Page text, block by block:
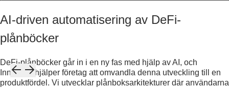
AI-driven automatisering av DeFi-
plånböcker
DeFi-plånböcker går in i en ny fas med hjälp av AI, och
Innowise hjälper företag att omvandla denna utveckling till en
produktfördel. Vi utvecklar plånboksarkitekturer där användarna